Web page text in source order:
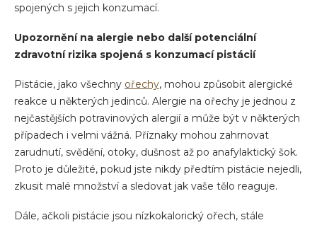
spojených s jejich konzumací.
Upozornění na alergie nebo další potenciální
zdravotní rizika spojená s konzumací pistácií
Pistácie, jako všechny ořechy, mohou způsobit alergické
reakce u některých jedinců. Alergie na ořechy je jednou z
nejčastějších potravinových alergií a může být v některých
případech i velmi vážná. Příznaky mohou zahrnovat
zarudnutí, svědění, otoky, dušnost až po anafylaktický šok.
Proto je důležité, pokud jste nikdy předtím pistácie nejedli,
zkusit malé množství a sledovat jak vaše tělo reaguje.
Dále, ačkoli pistácie jsou nízkokalorický ořech, stále